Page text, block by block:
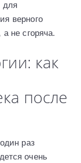
для
верного
не сгоряча.
как
после
раз
очень